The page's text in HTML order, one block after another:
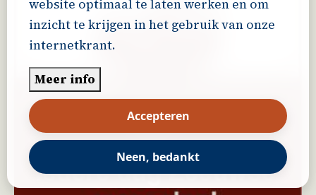
website optimaal te laten werken en om
inzicht te krijgen in het gebruik van onze
internetkrant.
Meer info
Accepteren
Neen, bedankt